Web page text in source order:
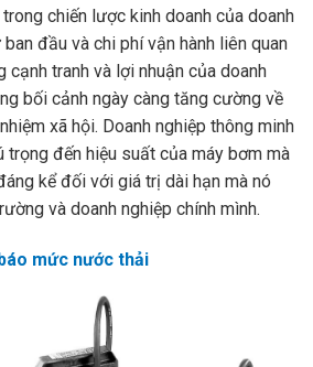
chiến lược kinh doanh của doanh
đầu và chi phí vận hành liên quan
cạnh tranh và lợi nhuận của doanh
bối cảnh ngày càng tăng cường về
xã hội. Doanh nghiệp thông minh
trọng đến hiệu suất của máy bơm mà
kể đối với giá trị dài hạn mà nó
và doanh nghiệp chính mình.
mức nước thải